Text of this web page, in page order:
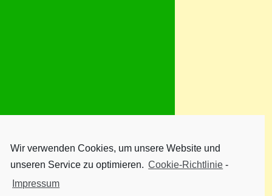
Wir verwenden Cookies, um unsere Website und
unseren Service zu optimieren. Cookie-Richtlinie -
Impressum